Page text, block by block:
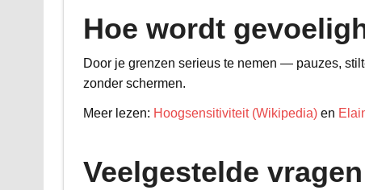
Hoe wordt
Door je grenzen serieus te nemen — pauzes,
zonder schermen.
Meer lezen: Hoogsensitiviteit (Wikipedia)en
Veelgestelde vragen